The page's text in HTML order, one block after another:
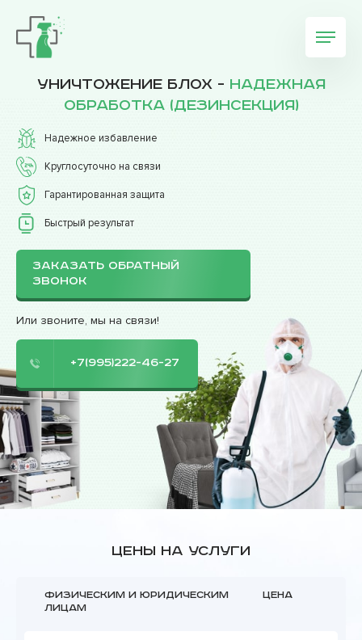
Уничтожение блох - надежная
обработка (дезинсекция)
Надежное избавление
Круглосуточно на связи
Гарантированная защита
Быстрый результат
ЗАКАЗАТЬ ОБРАТНЫЙ
ЗВОНОК
Или звоните, мы на связи!
+7(995)222-46-27
Цены на услуги
Физическим и юридическим
лицам
Цена